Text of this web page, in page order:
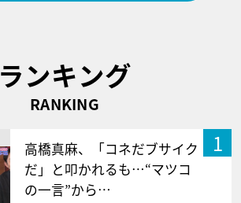
ランキング
RANKING
1
高橋真麻、「コネだブサイク
だ」と叩かれるも…“マツコ
の一言”から…